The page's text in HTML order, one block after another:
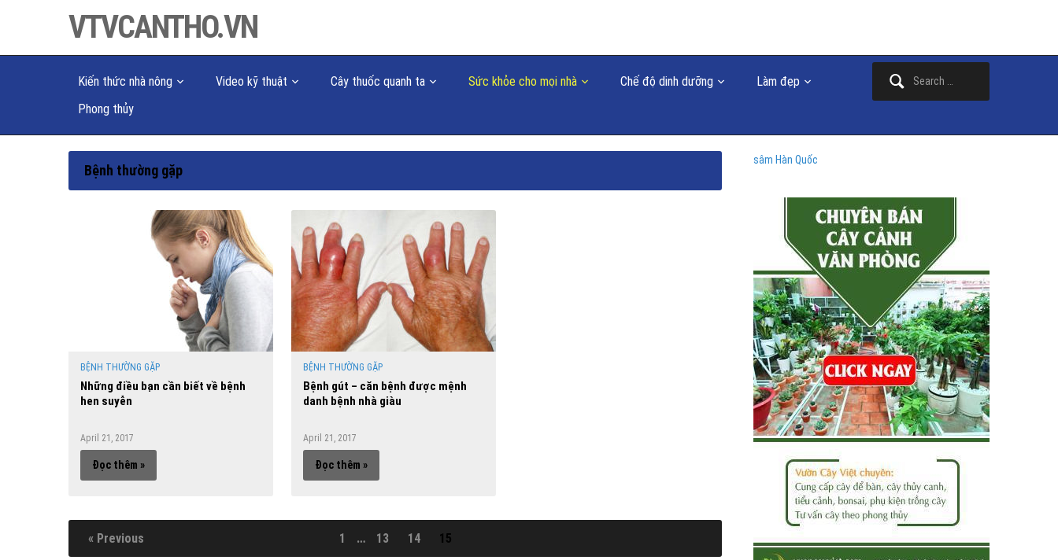
VTVCANTHO.VN
Kiến thức nhà nông Video kỹ thuật Cây thuốc quanh ta Sức khỏe cho mọi nhà Chế độ dinh dưỡng
Làm đẹp
Phong thủy
Bệnh thường gặp
BỆNH THƯỜNG GẶP
Những điều bạn cần biết về bệnh
hen suyễn
April 21, 2017
Đọc thêm »
BỆNH THƯỜNG GẶP
Bệnh gút – căn bệnh được mệnh
danh bệnh nhà giàu
April 21, 2017
Đọc thêm »
« Previous 1 … 13 14 15
sâm Hàn Quốc